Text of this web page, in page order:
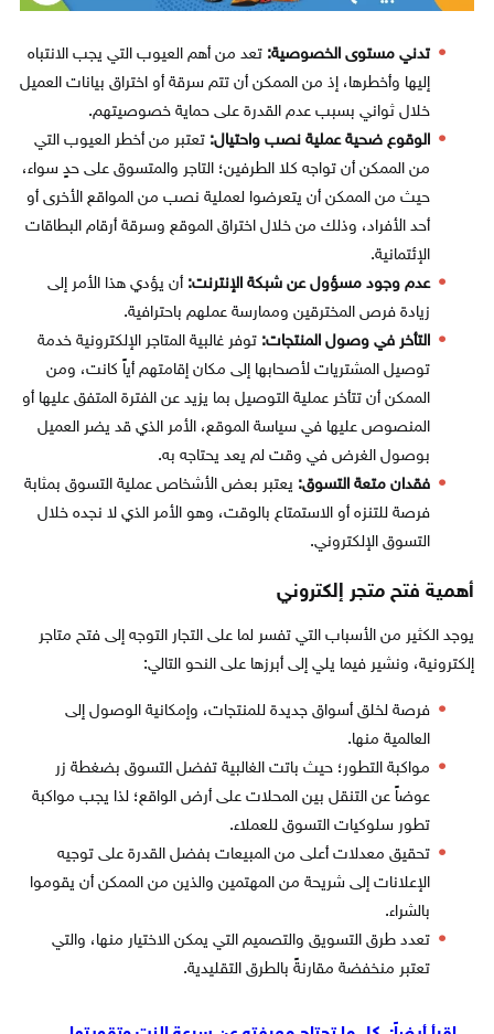
تدني مستوى الخصوصية: تعد من أهم العيوب التي يجب الانتباه
إليها وأخطرها، إذ من الممكن أن تتم سرقة أو اختراق بيانات العميل
خلال ثواني بسبب عدم القدرة على حماية خصوصيتهم.
الوقوع ضحية عملية نصب واحتيال: تعتبر من أخطر العيوب التي
من الممكن أن تواجه كلا الطرفين؛ التاجر والمتسوق على حدٍ سواء،
حيث من الممكن أن يتعرضوا لعملية نصب من المواقع الأخرى أو
أحد الأفراد، وذلك من خلال اختراق الموقع وسرقة أرقام البطاقات
الإئتمانية.
عدم وجود مسؤول عن شبكة الإنترنت: أن يؤدي هذا الأمر إلى
زيادة فرص المخترقين وممارسة عملهم باحترافية.
التأخر في وصول المنتجات: توفر غالبية المتاجر الإلكترونية خدمة
توصيل المشتريات لأصحابها إلى مكان إقامتهم أياً كانت، ومن
الممكن أن تتأخر عملية التوصيل بما يزيد عن الفترة المتفق عليها أو
المنصوص عليها في سياسة الموقع، الأمر الذي قد يضر العميل
بوصول الغرض في وقت لم يعد يحتاجه به.
فقدان متعة التسوق: يعتبر بعض الأشخاص عملية التسوق بمثابة
فرصة للتنزه أو الاستمتاع بالوقت، وهو الأمر الذي لا نجده خلال
التسوق الإلكتروني.
أهمية فتح متجر إلكتروني
يوجد الكثير من الأسباب التي تفسر لما على التجار التوجه إلى فتح متاجر
إلكترونية، ونشير فيما يلي إلى أبرزها على النحو التالي:
فرصة لخلق أسواق جديدة للمنتجات، وإمكانية الوصول إلى
العالمية منها.
مواكبة التطور؛ حيث باتت الغالبية تفضل التسوق بضغطة زر
عوضاً عن التنقل بين المحلات على أرض الواقع؛ لذا يجب مواكبة
تطور سلوكيات التسوق للعملاء.
تحقيق معدلات أعلى من المبيعات بفضل القدرة على توجيه
الإعلانات إلى شريحة من المهتمين والذين من الممكن أن يقوموا
بالشراء.
تعدد طرق التسويق والتصميم التي يمكن الاختيار منها، والتي
تعتبر منخفضة مقارنةً بالطرق التقليدية.